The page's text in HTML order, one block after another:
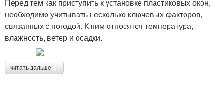
Перед тем как приступить к установке пластиковых окон,
необходимо учитывать несколько ключевых факторов,
связанных с погодой. К ним относятся температура,
влажность, ветер и осадки.
читать дальше →